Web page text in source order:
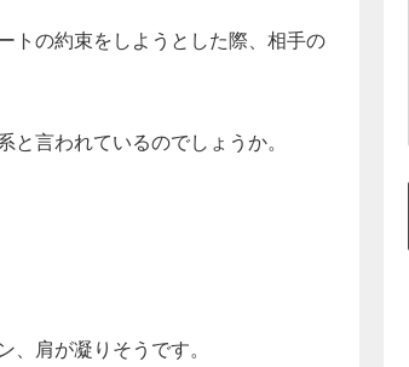
トの約束をしようとした際、相手の
言われているのでしょうか。
、肩が凝りそうです。